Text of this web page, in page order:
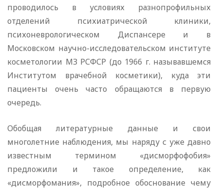
проводилось в условиях разнопрофильных
отделений психиатрической клиники,
психоневрологическом Диспансере и в
Московском научно-исследовательском институте
косметологии МЗ РСФСР (до 1966 г. называвшемся
Институтом врачебной косметики), куда эти
пациенты очень часто обращаются в первую
очередь.
Обобщая литературные данные и свои
многолетние наблюдения, мы наряду с уже давно
известным термином «дисморфофобия»
предложили и такое определение, как
«дисморфомания», подробное обоснование чему